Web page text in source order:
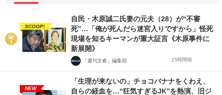
SCOOP!
自民・木原誠二氏妻の元夫（28）が“不審
死”…「俺が死んだら迷宮入りですから」怪死
現場を知るキーマンが重大証言《木原事件に
新展開》
「週刊文春」編集部 15時間前
NEW
「生理が来ないの」チョコバナナをくわえ、
自らの経血を…“狂気すぎるJK”を熱演、旧ジ